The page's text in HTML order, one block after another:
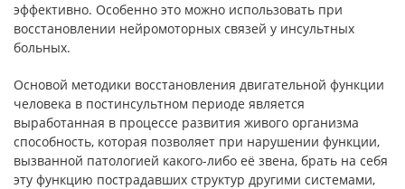
эффективно. Особенно это можно использовать при
восстановлении нейромоторных связей у инсультных
больных.
Основой методики восстановления двигательной функции
человека в постинсультном периоде является
выработанная в процессе развития живого организма
способность, которая позволяет при нарушении функции,
вызванной патологией какого-либо её звена, брать на себя
эту функцию пострадавших структур другими системами,